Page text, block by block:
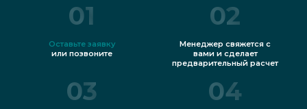
01
Оставьте заявку
или позвоните
02
Менеджер свяжется с
вами и сделает
предварительный расчет
03 04